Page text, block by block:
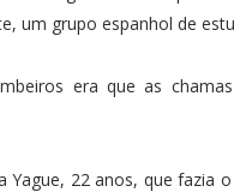
um grupo espanhol de
era que as
Yague, 22 anos, que